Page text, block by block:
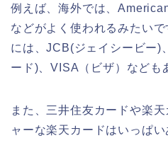
例えば、海外では、
などがよく使われるみたい
には、JCB(ジェイシービー)
ード)、VISA（ビザ）なども
また、三井住友カードや楽
ャーな楽天カードはいっぱい